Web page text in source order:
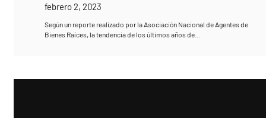
febrero 2, 2023
Según un reporte realizado por la Asociación Nacional de Agentes de
Bienes Raíces, la tendencia de los últimos años de…